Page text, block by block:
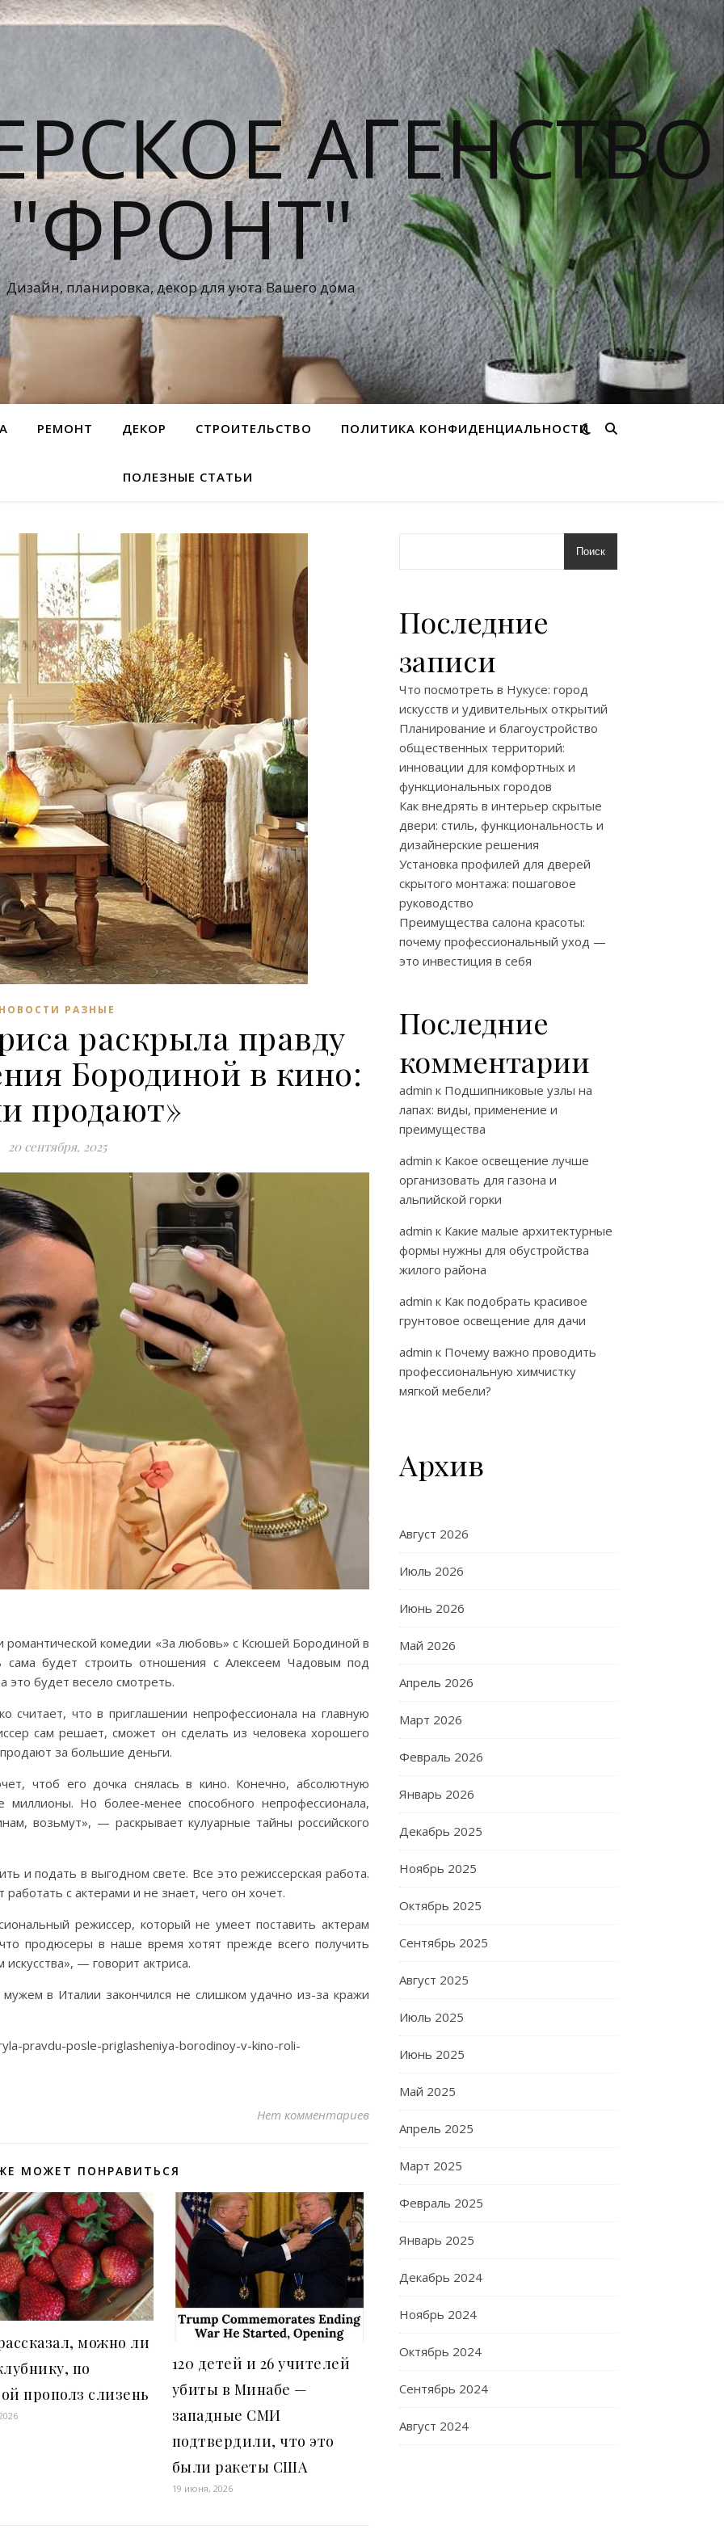
АГЕНСТВО
"ФРОНТ"
Дизайн, планировка, декор для уюта Вашего дома
РЕМОНТ ДЕКОР СТРОИТЕЛЬСТВО ПОЛИТИКА КОНФИДЕНЦИАЛЬНОСТИ
ПОЛЕЗНЫЕ СТАТЬИ
РАЗНЫЕ
раскрыла правду
Бородиной в кино:
продают»
20 сентября, 2025
романтической комедии «За любовь» с Ксюшей Бородиной в
будет строить отношения с Алексеем Чадовым под
будет весело смотреть.
считает, что в приглашении непрофессионала на главную
сам решает, сможет он сделать из человека хорошего
за большие деньги.
чтоб его дочка снялась в кино. Конечно, абсолютную
Но более-менее способного непрофессионала,
возьмут», — раскрывает кулуарные тайны российского
и подать в выгодном свете. Все это режиссерская работа.
с актерами и не знает, чего он хочет.
режиссер, который не умеет поставить актерам
продюсеры в наше время хотят прежде всего получить
— говорит актриса.
в Италии закончился не слишком удачно из-за кражи
pravdu-posle-priglasheniya-borodinoy-v-kino-roli-
Нет комментариев
МОЖЕТ ПОНРАВИТЬСЯ
можно ли
по
прополз слизень
120 детей и 26 учителей
убиты в Минабе —
западные СМИ
подтвердили, что это
были ракеты США
19 июня, 2026
Поиск
Последние
записи
Что посмотреть в Нукусе: город
искусств и удивительных открытий
Планирование и благоустройство
общественных территорий:
инновации для комфортных и
функциональных городов
Как внедрять в интерьер скрытые
двери: стиль, функциональность и
дизайнерские решения
Установка профилей для дверей
скрытого монтажа: пошаговое
руководство
Преимущества салона красоты:
почему профессиональный уход —
это инвестиция в себя
Последние
комментарии
admin к Подшипниковые узлы на
лапах: виды, применение и
преимущества
admin к Какое освещение лучше
организовать для газона и
альпийской горки
admin к Какие малые архитектурные
формы нужны для обустройства
жилого района
admin к Как подобрать красивое
грунтовое освещение для дачи
admin к Почему важно проводить
профессиональную химчистку
мягкой мебели?
Архив
Август 2026
Июль 2026
Июнь 2026
Май 2026
Апрель 2026
Март 2026
Февраль 2026
Январь 2026
Декабрь 2025
Ноябрь 2025
Октябрь 2025
Сентябрь 2025
Август 2025
Июль 2025
Июнь 2025
Май 2025
Апрель 2025
Март 2025
Февраль 2025
Январь 2025
Декабрь 2024
Ноябрь 2024
Октябрь 2024
Сентябрь 2024
Август 2024